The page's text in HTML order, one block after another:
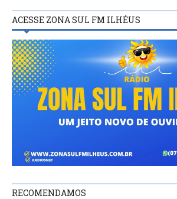
ACESSE ZONA SUL FM ILHÉUS
RECOMENDAMOS